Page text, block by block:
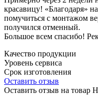
красавицу! «Благодаря»
помучиться с монтажом
получился отменный.
Большое всем спасибо!
Качество продукции
Уровень сервиса
Срок изготовления
Оставить отзыв
Оставить отзыв на товар